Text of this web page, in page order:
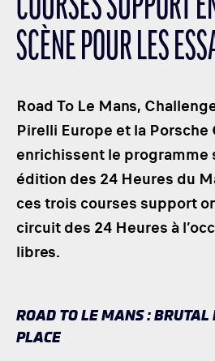
LES
SEA BY
COURSES SUPPORT
SCÈNE POUR LES
Road To Le Mans,
Pirelli Europe et la Porsche
enrichissent le programme
édition des 24 Heures du
ces trois courses support
circuit des 24 Heures à
libres.
ROAD TO LE MANS : BRUTAL
PLACE